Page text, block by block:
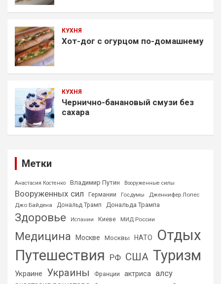
КУХНЯ
Хот-дог с огурцом по-домашнему
КУХНЯ
Чернично-банановый смузи без
сахара
Метки
Анастасия Костенко Владимир Путин Вооруженные силы
Вооруженных сил Германии Госдумы
Дженнифер Лопес
Джо Байдена
Дональд Трамп Дональда Трампа
Здоровье Испании Киеве МИД России
Медицина Москве Москвы НАТО
Отдых
Путешествия РФ США Туризм
Украине Украины Франции актриса алсу